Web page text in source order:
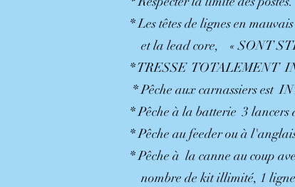
* Les têtes de lignes en
et la lead core, « SONT
* TRESSE TOTALEMENT
* Pêche aux carnassiers est
* Pêche à la batterie 3
* Pêche au feeder ou à
* Pêche à la canne au coup
nombre de kit illimité, 1